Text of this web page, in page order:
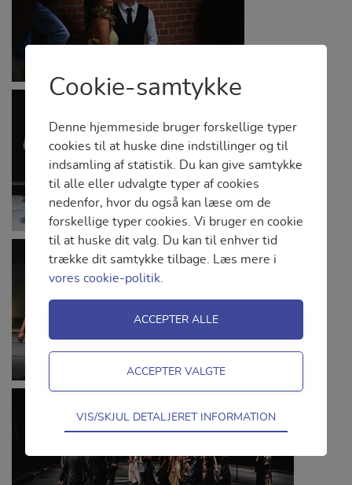
Cookie-samtykke
Denne hjemmeside bruger forskellige typer
cookies til at huske dine indstillinger og til
indsamling af statistik. Du kan give samtykke
til alle eller udvalgte typer af cookies
nedenfor, hvor du også kan læse om de
forskellige typer cookies. Vi bruger en cookie
til at huske dit valg. Du kan til enhver tid
trække dit samtykke tilbage. Læs mere i
vores cookie-politik.
Teknisk
Tekniske cookies er nødvendige for
hjemmesidens grundlæggende funktioner
som fx navigation, adgangskontrol samt
VIS/SKJUL DETALJERET INFORMATION